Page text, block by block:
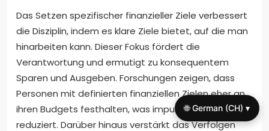
Das Setzen spezifischer finanzieller Ziele verbessert
die Disziplin, indem es klare Ziele bietet, auf die man
hinarbeiten kann. Dieser Fokus fördert die
Verantwortung und ermutigt zu konsequentem
Sparen und Ausgeben. Forschungen zeigen, dass
Personen mit definierten finanziellen Zielen eher an
ihren Budgets festhalten, was impulsive Käufe
reduziert. Darüber hinaus verstärkt das Verfolgen
🌐 German (CH) ▾